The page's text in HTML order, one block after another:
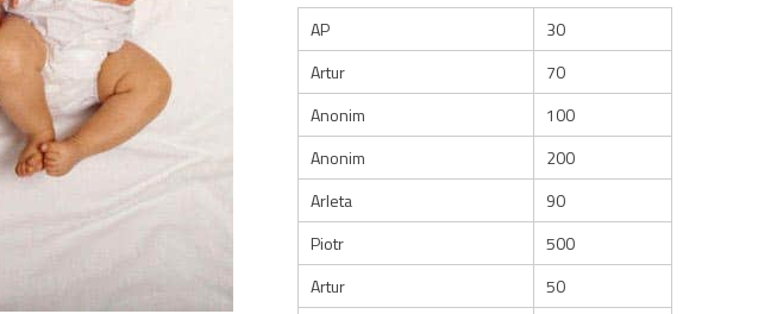
AP
30
Artur
70
Anonim
100
Anonim
200
Arleta
90
Piotr
500
Artur
50